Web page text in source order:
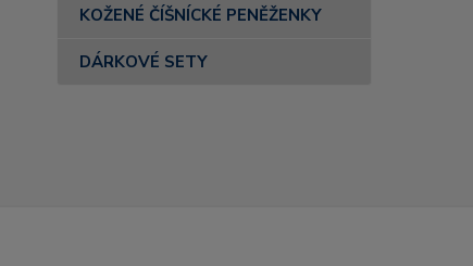
KOŽENÉ ČÍŠNÍCKÉ PENĚŽENKY
DÁRKOVÉ SETY